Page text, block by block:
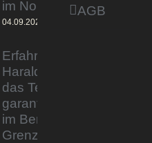
im Norden
04.09.2023
Erfahrener Experte
Harald Wesely stärkt
das Team von
garantiertmehrnetto.de
im Bereich
Grenzgänger
AGB